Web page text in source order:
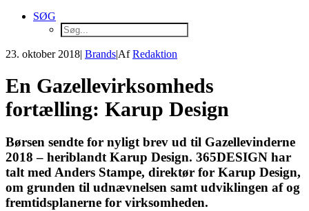
SØG
23. oktober 2018| Brands|AfRedaktion
En Gazellevirksomheds
fortælling: Karup Design
Børsen sendte for nyligt brev ud til Gazellevinderne
2018 – heriblandt Karup Design. 365DESIGN har
talt med Anders Stampe, direktør for Karup Design,
om grunden til udnævnelsen samt udviklingen af og
fremtidsplanerne for virksomheden.